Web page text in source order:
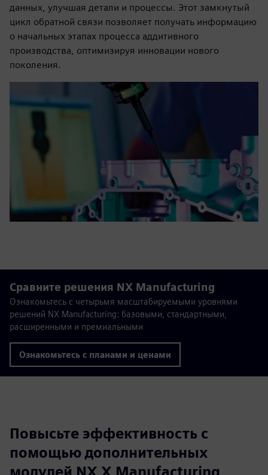
данных, улучшая детали и процессы. Этот замкнутый
цикл обратной связи позволяет получать информацию
о начальных этапах процесса аддитивного
производства, оптимизируя инновации нового
поколения.
Сравните решения NX Manufacturing
Ознакомьтесь с четырьмя масштабируемыми уровнями
решений NX Manufacturing: базовыми, стандартными,
расширенными и премиальными
Ознакомьтесь с планами и ценами
Повысьте эффективность с
помощью дополнительных